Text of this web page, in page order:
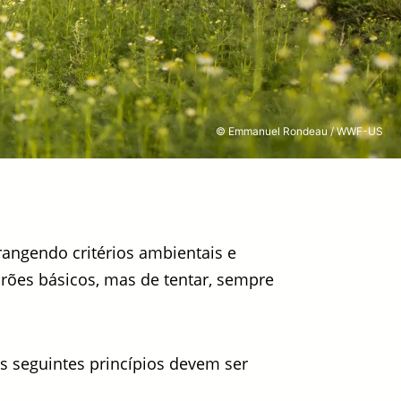
© Emmanuel Rondeau / WWF-US
critérios ambientais e
básicos, mas de tentar, sempre
seguintes princípios devem ser